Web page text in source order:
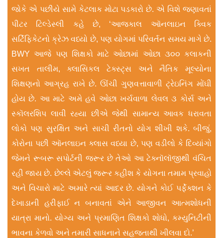
જોકે એ પછીયે સામે કેટલાક મોટા પડકારો છે. એ વિશે જણાવતાં
પીટર ટિલ્ડેસ્લી કહે છે, ‘આજકાલ ઑનલાઇન ક્વિક
સર્ટિફિકેટનો ક્રેઝ વધ્યો છે, પણ યોગમાં પરિવર્તન સમય માગે છે.
BWY આજે પણ શિક્ષકો માટે ઓછામાં ઓછા ૩૦૦ કલાકની
સખત તાલીમ, ક્લાસિકલ ટેક્સ્ટ્સ અને નૈતિક મૂલ્યોના
શિક્ષણનો આગ્રહ રાખે છે. ઊંચી ગુણવત્તાવાળી ટ્રેઇનિંગ મોંઘી
હોય છે. આ માટે અમે હવે ઓછા ખર્ચવાળા લેવલ ૩ કોર્સ અને
સ્કૉલરશિપ લાવી રહ્યા છીએ જેથી સામાન્ય આવક ધરાવતા
લોકો પણ સુરક્ષિત અને સાચી રીતનો યોગ શીખી શકે. બીજું,
કોરોના પછી ઑનલાઇન ક્લાસ વધ્યા છે, પણ વડીલો કે દિવ્યાંગો
જેમને રૂબરૂ સપોર્ટની જરૂર છે તેઓ આ ટેક્નૉલૉજીથી વંચિત
રહી જાય છે. છેલ્લે એટલું જરૂર કહીશ કે યોગના તમામ પ્રવાહો
અને વિચારો માટે અમારે ત્યાં આદર છે. યોગને કોઈ પર્ફેક્શન કે
દેખાડાની હરીફાઈ ન બનાવતાં એને આજીવન આત્મશોધની
યાત્રા માનો. યોગ્ય અને પ્રમાણિત શિક્ષકો શોધો, કમ્યુનિટીની
ભાવના કેળવો અને તમારી સાધનાને સહજતાથી ખીલવા દો.’